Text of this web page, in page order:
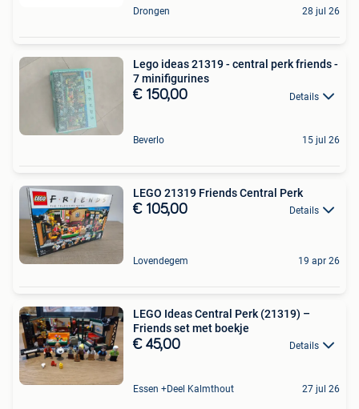
Drongen 28 jul 26
Lego ideas 21319 - central perk friends -
7 minifigurines
€ 150,00 Details
Beverlo 15 jul 26
LEGO 21319 Friends Central Perk
€ 105,00 Details
Lovendegem 19 apr 26
LEGO Ideas Central Perk (21319) –
Friends set met boekje
€ 45,00 Details
Essen +Deel Kalmthout 27 jul 26